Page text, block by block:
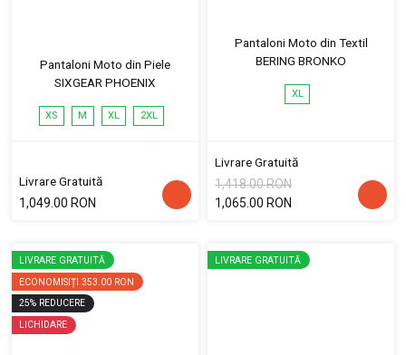
Pantaloni Moto din Piele
SIXGEAR PHOENIX
XS M XL 2XL
Livrare Gratuită
1,049.00 RON
Pantaloni Moto din Textil
BERING BRONKO
XL
Livrare Gratuită
1,418.00 RON
1,065.00 RON
LIVRARE GRATUITĂ
ECONOMISIȚI 353.00 RON
25% REDUCERE
LICHIDARE
LIVRARE GRATUITĂ